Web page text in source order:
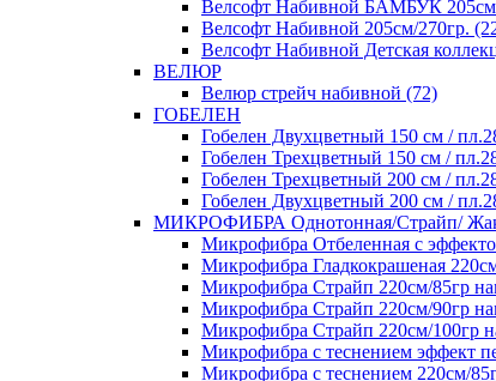
Велсофт Набивной БАМБУК
Велсофт Набивной 205см/270гр.
Велсофт Набивной Детская
ВЕЛЮР
Велюр стрейч набивной (72)
ГОБЕЛЕН
Гобелен Двухцветный 150 см /
Гобелен Трехцветный 150 см /
Гобелен Трехцветный 200 см /
Гобелен Двухцветный 200 см /
МИКРОФИБРА Однотонная/Страйп/
Микрофибра Отбеленная с
Микрофибра Гладкокрашеная
Микрофибра Страйп 220см/85гр
Микрофибра Страйп 220см/90гр
Микрофибра Страйп 220см/100гр
Микрофибра с теснением эффект
Микрофибра с теснением 220см/